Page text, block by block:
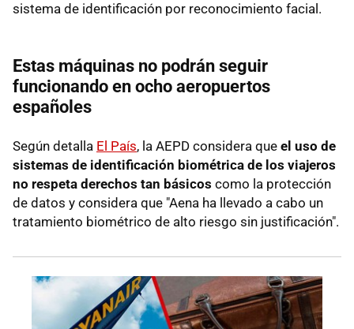
sistema de identificación por reconocimiento facial.
Estas máquinas no podrán seguir
funcionando en ocho aeropuertos
españoles
Según detalla El País, la AEPD considera que el uso de
sistemas de identificación biométrica de los viajeros
no respeta derechos tan básicos como la protección
de datos y considera que "Aena ha llevado a cabo un
tratamiento biométrico de alto riesgo sin justificación".